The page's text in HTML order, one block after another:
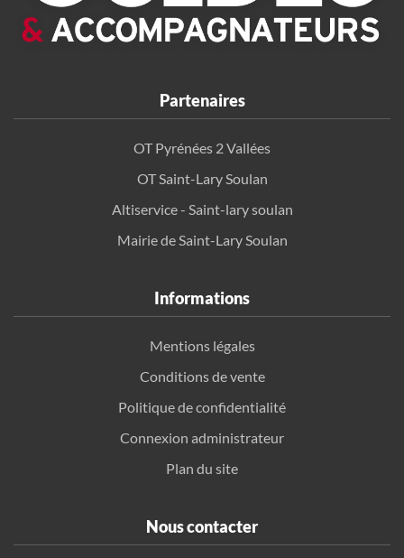
Partenaires
OT Pyrénées 2 Vallées
OT Saint-Lary Soulan
Altiservice - Saint-lary soulan
Mairie de Saint-Lary Soulan
Informations
Mentions légales
Conditions de vente
Politique de confidentialité
Connexion administrateur
Plan du site
Nous contacter